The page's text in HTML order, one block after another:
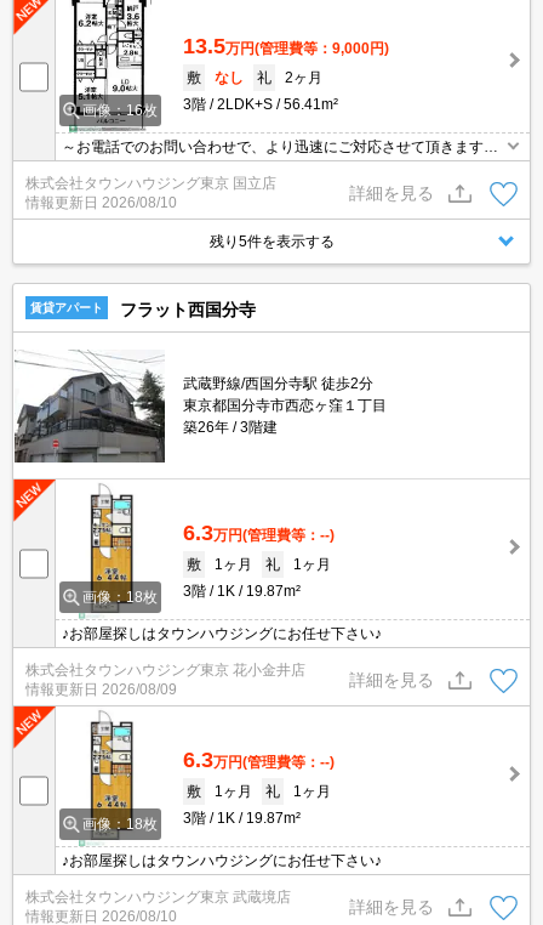
画像：16枚
13.5万円(管理費等：9,000円)
敷
なし 礼
2ヶ月
3階
2LDK+S 56.41m²
～お電話でのお問い合わせで、より迅速にご対応させて頂きます～
地域密着タウンハウジング【国立店】まで～
株式会社タウンハウジング東京 国立店
情報更新日 2026/08/10
詳細を見る
残り5件を表示する
賃貸アパート フラット西国分寺
武蔵野線/西国分寺駅 徒歩2分
東京都国分寺市西恋ヶ窪１丁目
築26年
3階建
画像：18枚
6.3万円(管理費等：--)
敷
1ヶ月 礼
1ヶ月
3階
1K 19.87m²
♪お部屋探しはタウンハウジングにお任せ下さい♪
株式会社タウンハウジング東京 花小金井店
情報更新日 2026/08/09
詳細を見る
画像：18枚
6.3万円(管理費等：--)
敷
1ヶ月 礼
1ヶ月
3階
1K 19.87m²
♪お部屋探しはタウンハウジングにお任せ下さい♪
株式会社タウンハウジング東京 武蔵境店
情報更新日 2026/08/10
詳細を見る